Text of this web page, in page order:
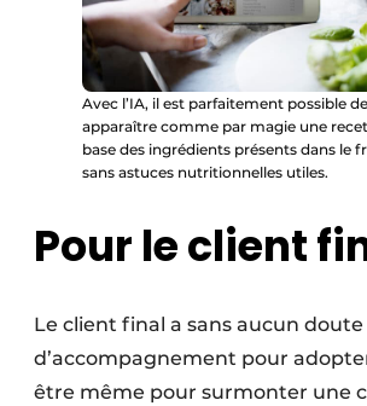
Avec l’IA, il est parfaitement possible
apparaître comme par magie une
base des ingrédients présents dans le
sans astuces nutritionnelles utiles.
Pour le client
Le client final a sans aucun doute
d’accompagnement pour
être même pour surmonter une